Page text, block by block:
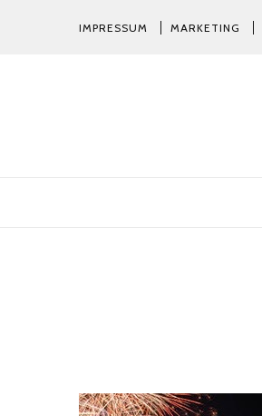
IMPRESSUM MARKETING